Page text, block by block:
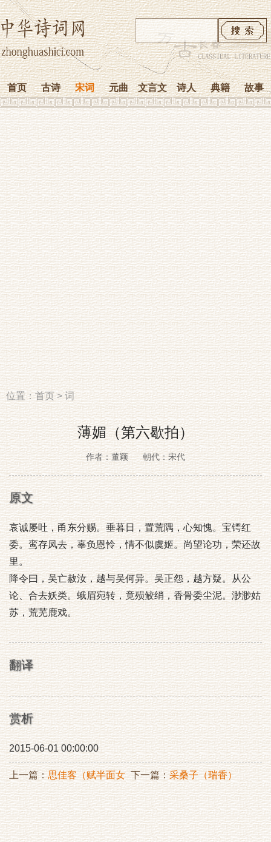
首页 古诗 宋词 元曲 文言文 诗人 典籍 故事
位置：首页>词
薄媚（第六歇拍）
作者：董颖 朝代：宋代
原文
哀诚屡吐，甬东分赐。垂暮日，置荒隅，心知愧。宝锷红
委。鸾存凤去，辜负恩怜，情不似虞姬。尚望论功，荣还故
里。
降令曰，吴亡赦汝，越与吴何异。吴正怨，越方疑。从公
论、合去妖类。蛾眉宛转，竟殒鲛绡，香骨委尘泥。渺渺姑
苏，荒芜鹿戏。
翻译
赏析
2015-06-01 00:00:00
上一篇：思佳客（赋半面女
髑髅）
下一篇：采桑子（瑞香）